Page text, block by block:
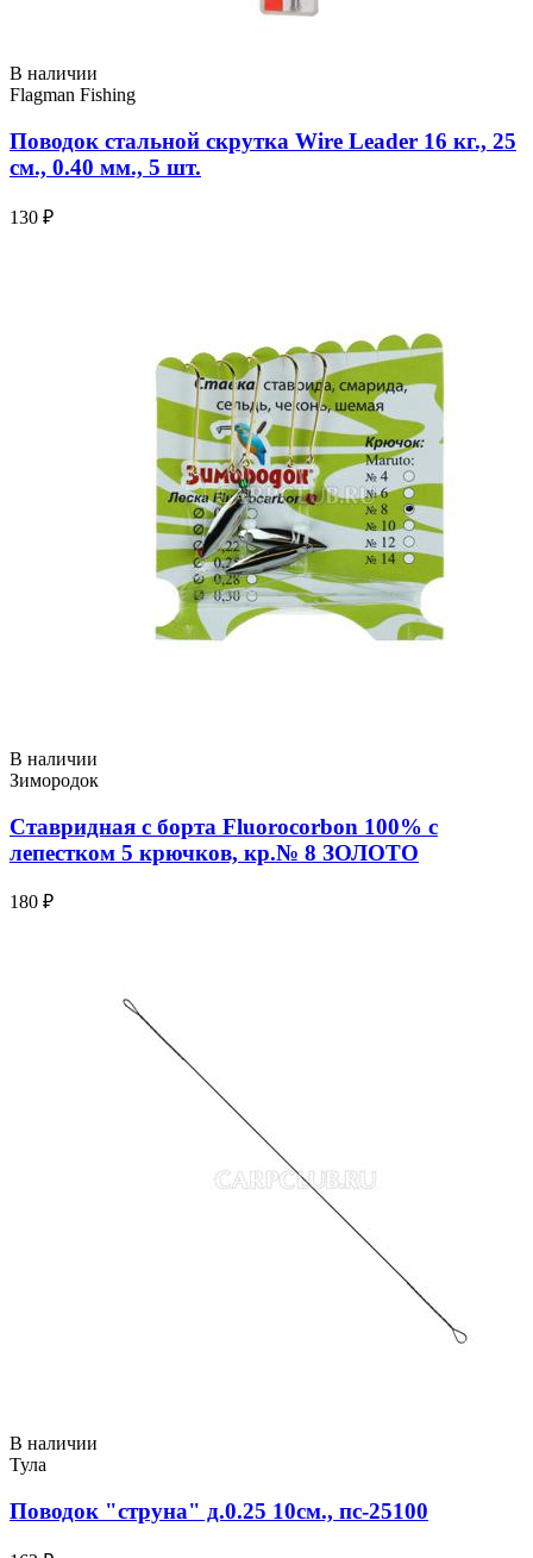
В наличии
Flagman Fishing
Поводок стальной скрутка Wire Leader 16 кг., 25
см., 0.40 мм., 5 шт.
130 ₽
В наличии
Зимородок
Ставридная с борта Fluorocorbon 100% с
лепестком 5 крючков, кр.№ 8 ЗОЛОТО
180 ₽
В наличии
Тула
Поводок "струна" д.0.25 10см., пс-25100